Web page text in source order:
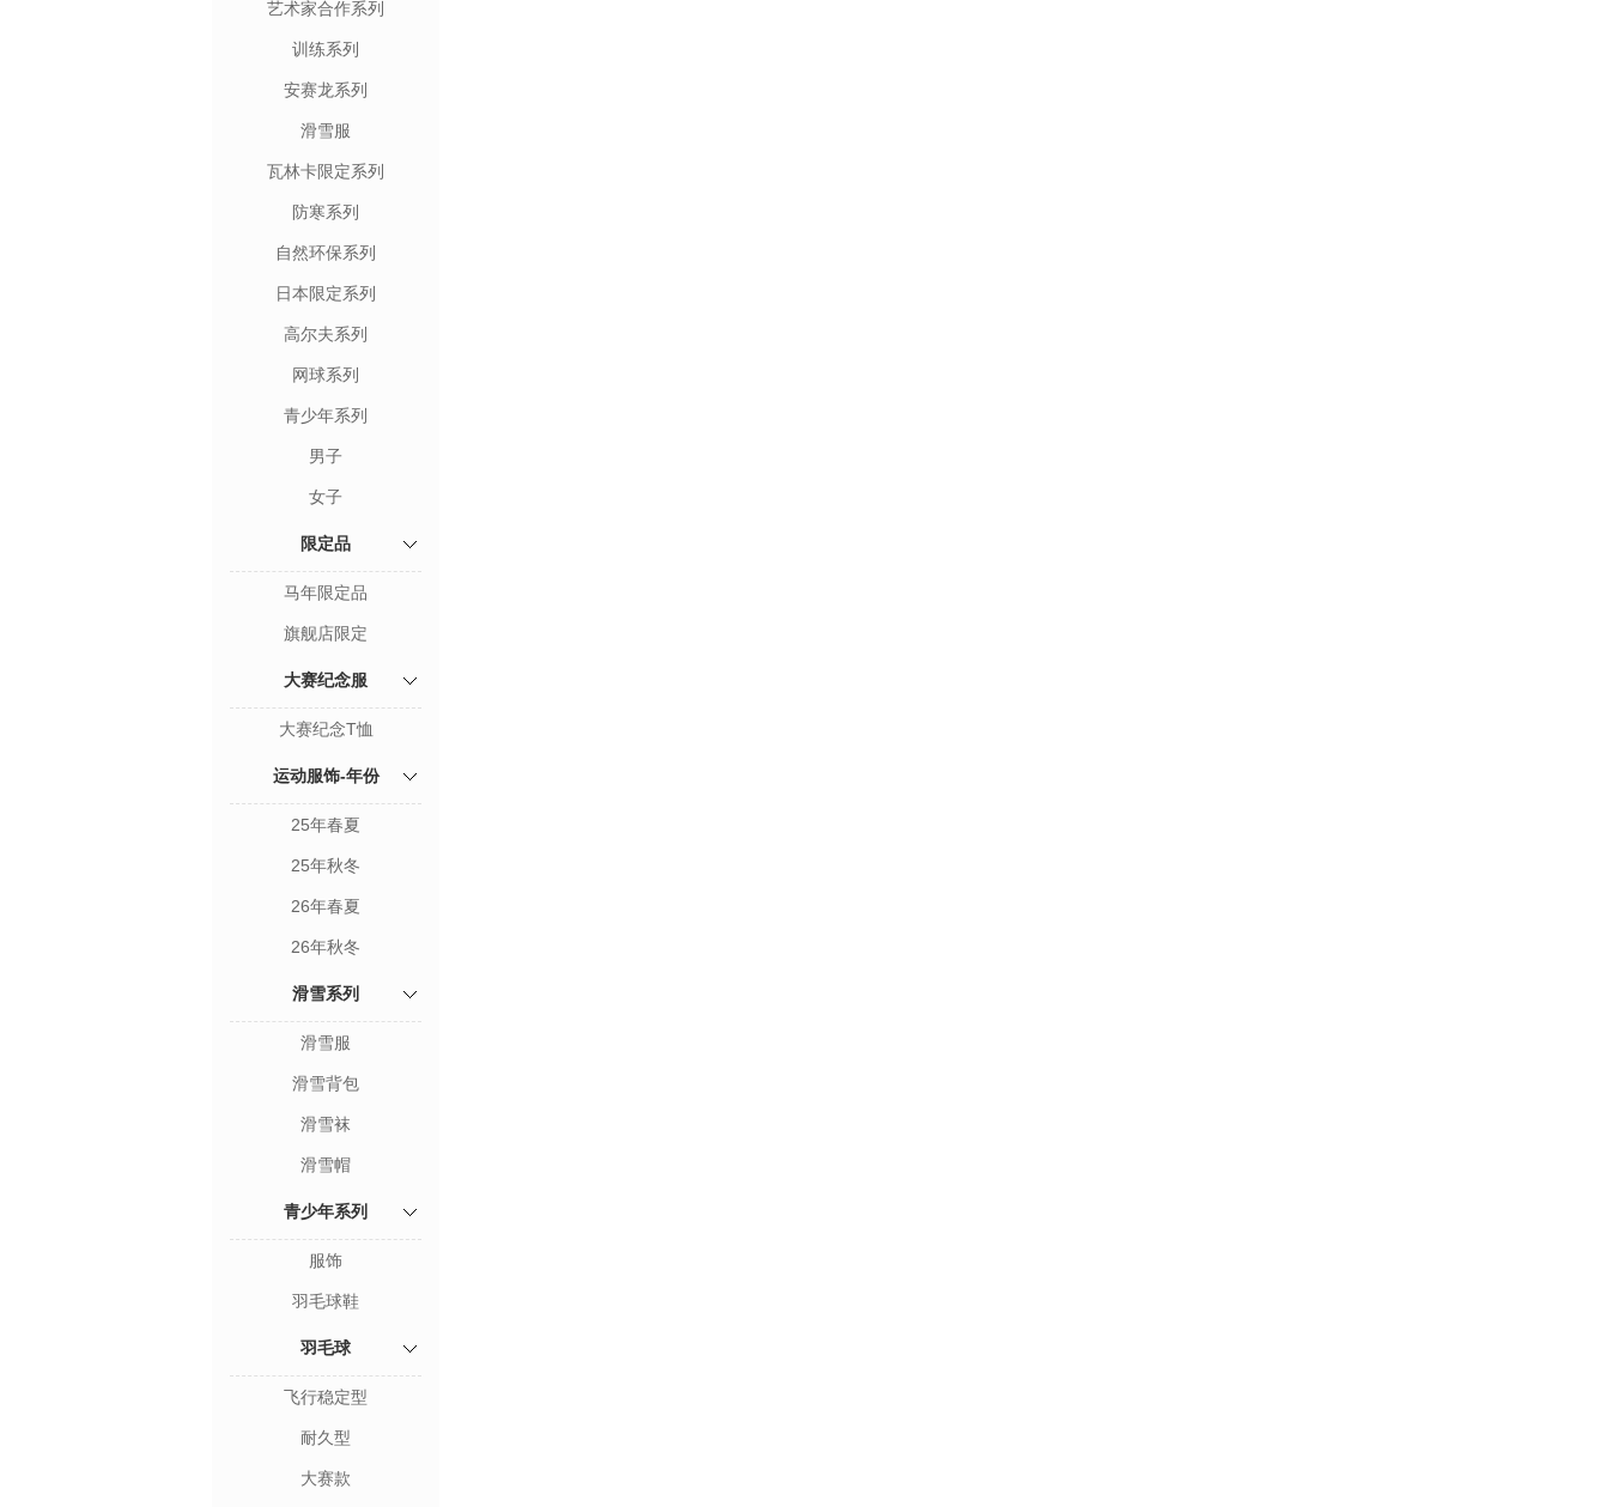
艺术家合作系列
训练系列
安赛龙系列
滑雪服
瓦林卡限定系列
防寒系列
自然环保系列
日本限定系列
高尔夫系列
网球系列
青少年系列
男子
女子
限定品
马年限定品
旗舰店限定
大赛纪念服
大赛纪念T恤
运动服饰-年份
25年春夏
25年秋冬
26年春夏
26年秋冬
滑雪系列
滑雪服
滑雪背包
滑雪袜
滑雪帽
青少年系列
服饰
羽毛球鞋
羽毛球
飞行稳定型
耐久型
大赛款